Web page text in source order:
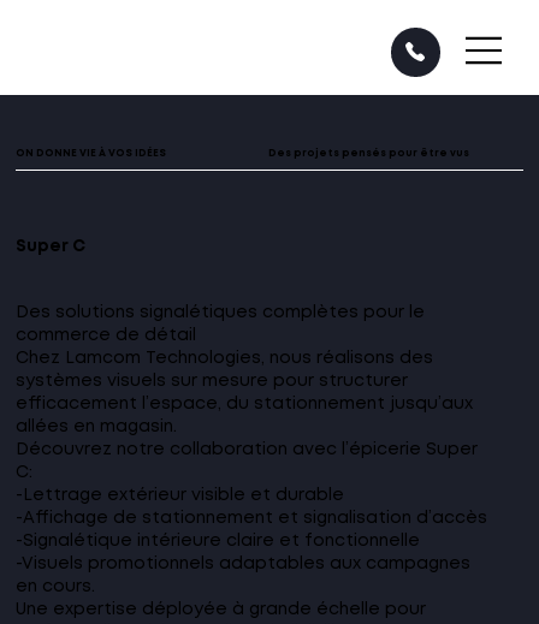
ON DONNE VIE À VOS IDÉES Des projets pensés pour être vus
Super C
Des solutions signalétiques complètes pour le
commerce de détail
Chez Lamcom Technologies, nous réalisons des
systèmes visuels sur mesure pour structurer
efficacement l’espace, du stationnement jusqu’aux
allées en magasin.
Découvrez notre collaboration avec l’épicerie Super
C:
-Lettrage extérieur visible et durable
-Affichage de stationnement et signalisation d’accès
-Signalétique intérieure claire et fonctionnelle
-Visuels promotionnels adaptables aux campagnes
en cours.
Une expertise déployée à grande échelle pour